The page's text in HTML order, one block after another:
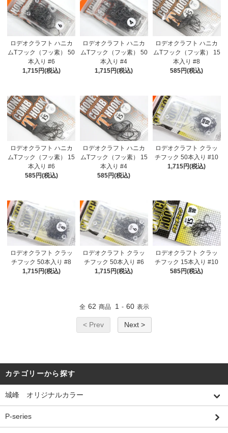
ロデオクラフト ハニカ
ムTフック（フッ素） 50
本入り #6
1,715円(税込)
ロデオクラフト ハニカ
ムTフック（フッ素） 50
本入り #4
1,715円(税込)
ロデオクラフト ハニカ
ムTフック（フッ素） 15
本入り #8
585円(税込)
ロデオクラフト ハニカ
ムTフック（フッ素） 15
本入り #6
585円(税込)
ロデオクラフト ハニカ
ムTフック（フッ素） 15
本入り #4
585円(税込)
ロデオクラフト クラッ
チフック 50本入り #10
1,715円(税込)
ロデオクラフト クラッ
チフック 50本入り #8
1,715円(税込)
ロデオクラフト クラッ
チフック 50本入り #6
1,715円(税込)
ロデオクラフト クラッ
チフック 15本入り #10
585円(税込)
全 62 商品 1 - 60 表示
< Prev Next >
カテゴリーから探す
城峰 オリジナルカラー
P-series